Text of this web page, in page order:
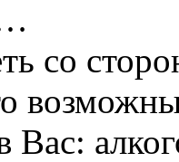
со
Вас: